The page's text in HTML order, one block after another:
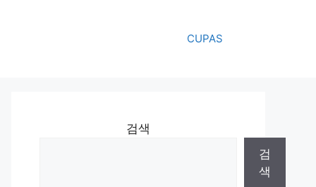
CUPAS
검색
검
색